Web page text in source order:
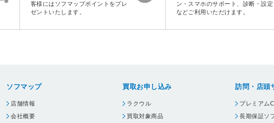
客様にはソフマップポイントをプレ
ゼントいたします。
ン・スマホのサポート、診断・設定
などご利用いただけます。
ソフマップ
店舗情報
会社概要
買取お申し込み
ラクウル
買取対象商品
訪問・店頭
プレミアム
長期保証ソ